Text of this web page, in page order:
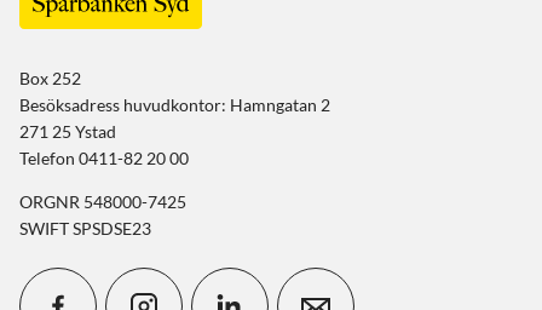
Box 252
Besöksadress huvudkontor: Hamngatan 2
271 25 Ystad
Telefon 0411-82 20 00
ORGNR 548000-7425
SWIFT SPSDSE23